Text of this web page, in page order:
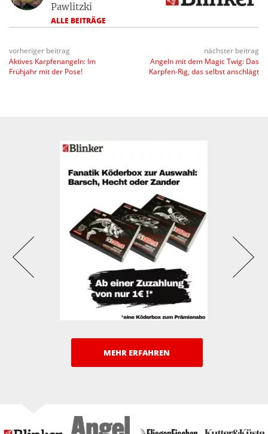
Pawlitzki
ALLE BEITRÄGE
vorheriger beitrag
Aktives Karpfenangeln: Im
Frühjahr mit der Pose!
nächster beitrag
Angeln mit dem Magic Twig: Das
Karpfen-Rig, das selbst anschlägt
MEHR ERFAHREN